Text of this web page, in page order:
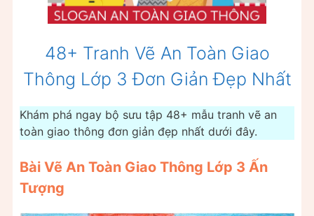
48+ Tranh Vẽ An Toàn Giao
Thông Lớp 3 Đơn Giản Đẹp Nhất
Khám phá ngay bộ sưu tập 48+ mẫu tranh vẽ an
toàn giao thông đơn giản đẹp nhất dưới đây.
Bài Vẽ An Toàn Giao Thông Lớp 3 Ấn
Tượng